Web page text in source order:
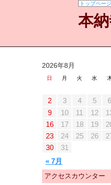
本
トップページ
2026年8月
日 月 火 水
« 7月
2
3 4 5 6
9
10 11 12
16
17 18 19
23
24 25 26
30
31
アクセスカウンター